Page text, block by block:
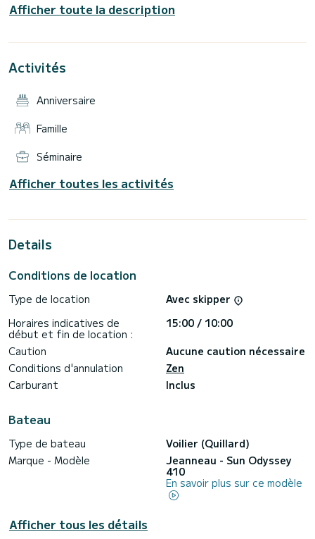
couramment le français, l'anglais et l'espagnol en plus du
SEA DROP vous propose des vacances de qualité,
Afficher toute la description
Activités
Anniversaire
Famille
Séminaire
Afficher toutes les activités
Details
Conditions de location
Type de location
Avec skipper
Horaires indicatives de
début et fin de location :
15:00 / 10:00
Caution
Aucune caution nécessaire
Conditions d'annulation
Zen
Carburant
Inclus
Bateau
Type de bateau
Voilier (Quillard)
Marque - Modèle
Jeanneau - Sun Odyssey
410
En savoir plus sur ce modèle
Afficher tous les détails